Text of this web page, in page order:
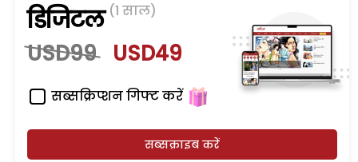
डिजिटल (1 साल)
USD99 USD49
सब्सक्रिप्शन गिफ्ट करें
सब्सक्राइब करें